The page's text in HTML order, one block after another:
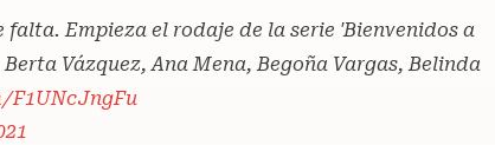
Empieza el rodaje de la serie 'Bienvenidos a
Vázquez, Ana Mena, Begoña Vargas, Belinda
F1UNcJngFu